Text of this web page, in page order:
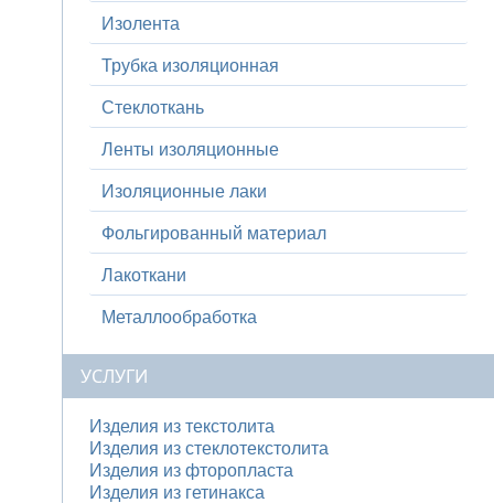
Изолента
Трубка изоляционная
Стеклоткань
Ленты изоляционные
Изоляционные лаки
Фольгированный материал
Лакоткани
Металлообработка
УСЛУГИ
Изделия из текстолита
Изделия из стеклотекстолита
Изделия из фторопласта
Изделия из гетинакса